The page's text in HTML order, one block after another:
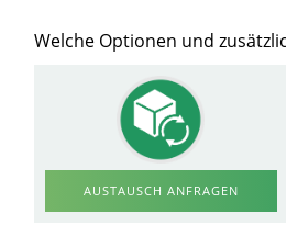
Welche Optionen und
AUSTAUSCH ANFRAGEN